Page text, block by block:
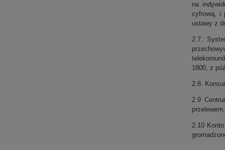
na
cyfrową, i
ustawy z
2.7.
1800, z
2.8.
2.9
2.10